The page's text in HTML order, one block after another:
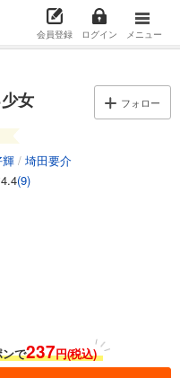
会員登録 ログイン メニュー
女 フォロー
/ 埼田要介
4.4(9)
で237円(税込)